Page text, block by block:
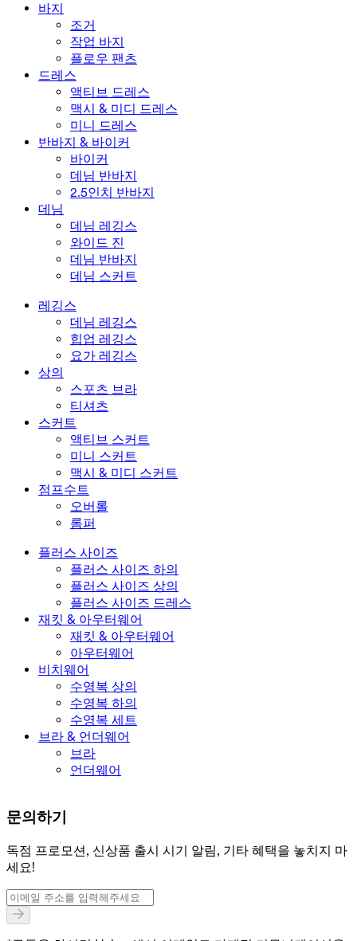
수영복 세트
언더웨어
바지
조거
작업 바지
플로우 팬츠
드레스
액티브 드레스
맥시 & 미디 드레스
미니 드레스
반바지 & 바이커
바이커
데님 반바지
2.5인치 반바지
데님
데님 레깅스
와이드 진
데님 반바지
데님 스커트
레깅스
데님 레깅스
힙업 레깅스
요가 레깅스
상의
스포츠 브라
티셔츠
스커트
액티브 스커트
미니 스커트
맥시 & 미디 스커트
점프수트
오버롤
롬퍼
플러스 사이즈
플러스 사이즈 하의
플러스 사이즈 상의
플러스 사이즈 드레스
재킷 & 아우터웨어
재킷 & 아우터웨어
아우터웨어
비치웨어
수영복 상의
수영복 하의
수영복 세트
브라 & 언더웨어
브라
언더웨어
문의하기
독점 프로모션, 신상품 출시 시기 알림, 기타 혜택을 놓치지 마
세요!